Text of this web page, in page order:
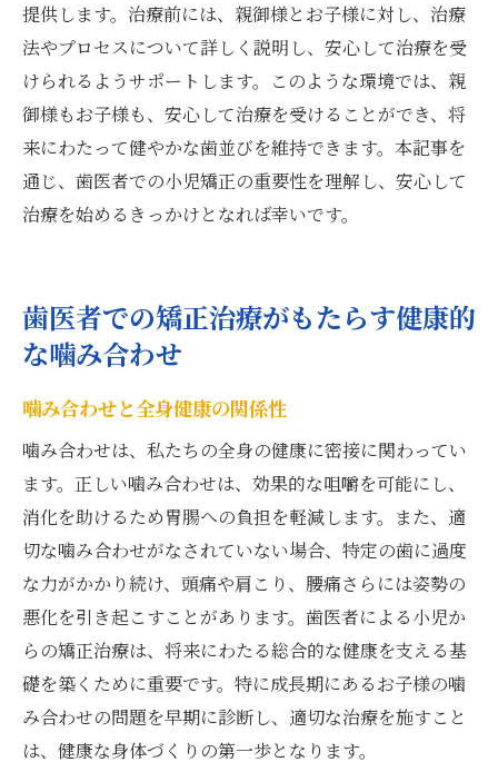
提供します。治療前には、親御様とお子様に対し、治療
法やプロセスについて詳しく説明し、安心して治療を受
けられるようサポートします。このような環境では、親
御様もお子様も、安心して治療を受けることができ、将
来にわたって健やかな歯並びを維持できます。本記事を
通じ、歯医者での小児矯正の重要性を理解し、安心して
治療を始めるきっかけとなれば幸いです。
歯医者での矯正治療がもたらす健康的
な噛み合わせ
噛み合わせと全身健康の関係性
噛み合わせは、私たちの全身の健康に密接に関わってい
ます。正しい噛み合わせは、効果的な咀嚼を可能にし、
消化を助けるため胃腸への負担を軽減します。また、適
切な噛み合わせがなされていない場合、特定の歯に過度
な力がかかり続け、頭痛や肩こり、腰痛さらには姿勢の
悪化を引き起こすことがあります。歯医者による小児か
らの矯正治療は、将来にわたる総合的な健康を支える基
礎を築くために重要です。特に成長期にあるお子様の噛
み合わせの問題を早期に診断し、適切な治療を施すこと
は、健康な身体づくりの第一歩となります。